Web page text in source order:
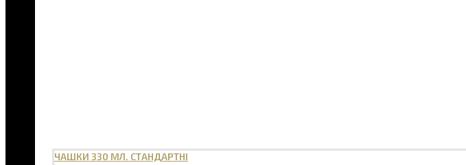
ЧАШКИ 330 МЛ. СТАНДАРТНІ